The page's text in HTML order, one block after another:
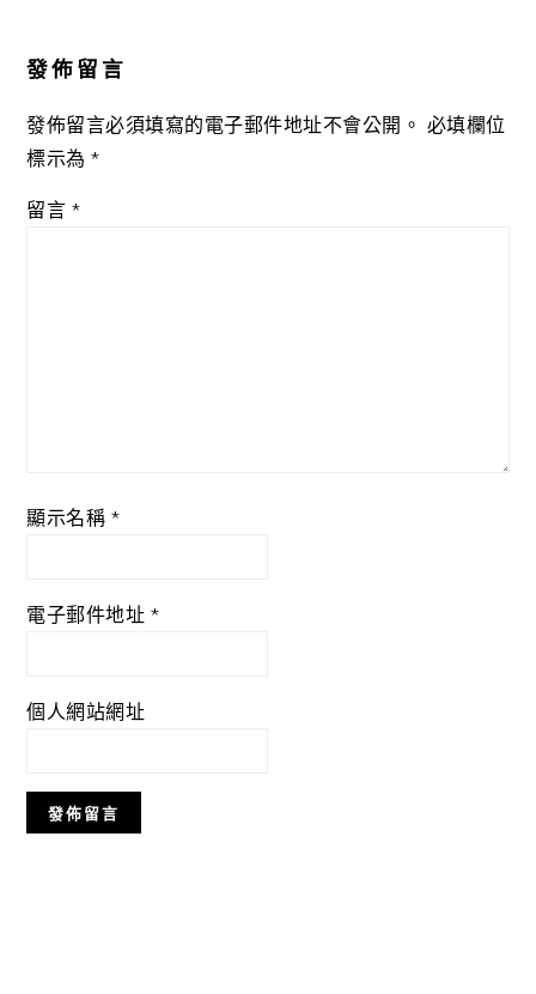
發佈留言
發佈留言必須填寫的電子郵件地址不會公開。 必填欄位
標示為*
留言 *
顯示名稱 *
電子郵件地址 *
個人網站網址